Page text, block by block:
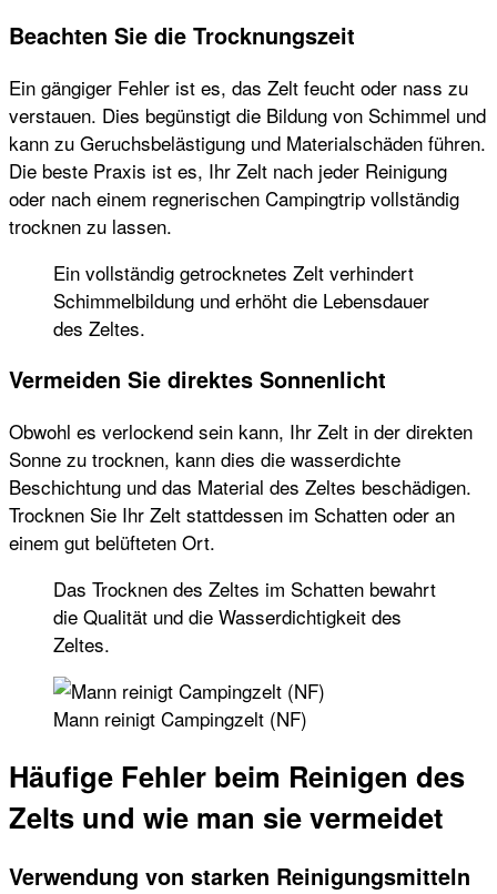
Beachten Sie die Trocknungszeit
Ein gängiger Fehler ist es, das Zelt feucht oder nass zu
verstauen. Dies begünstigt die Bildung von Schimmel und
kann zu Geruchsbelästigung und Materialschäden führen.
Die beste Praxis ist es, Ihr Zelt nach jeder Reinigung
oder nach einem regnerischen Campingtrip vollständig
trocknen zu lassen.
Ein vollständig getrocknetes Zelt verhindert
Schimmelbildung und erhöht die Lebensdauer
des Zeltes.
Vermeiden Sie direktes Sonnenlicht
Obwohl es verlockend sein kann, Ihr Zelt in der direkten
Sonne zu trocknen, kann dies die wasserdichte
Beschichtung und das Material des Zeltes beschädigen.
Trocknen Sie Ihr Zelt stattdessen im Schatten oder an
einem gut belüfteten Ort.
Das Trocknen des Zeltes im Schatten bewahrt
die Qualität und die Wasserdichtigkeit des
Zeltes.
Mann reinigt Campingzelt (NF)
Häufige Fehler beim Reinigen des
Zelts und wie man sie vermeidet
Verwendung von starken Reinigungsmitteln